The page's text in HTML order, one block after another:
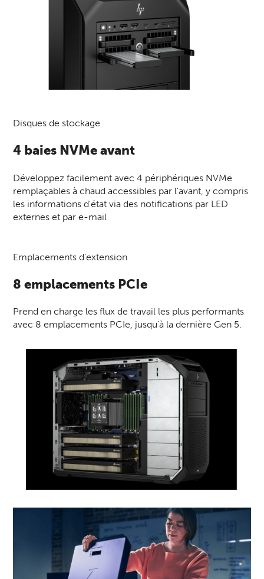
Disques de stockage
4 baies NVMe avant
Développez facilement avec 4 périphériques NVMe
remplaçables à chaud accessibles par l'avant, y compris
les informations d'état via des notifications par LED
externes et par e-mail
Emplacements d'extension
8 emplacements PCIe
Prend en charge les flux de travail les plus performants
avec 8 emplacements PCIe, jusqu'à la dernière Gen 5.